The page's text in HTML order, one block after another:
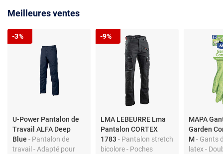
Meilleures ventes
U-Power Pantalon de
Travail ALFA Deep
Blue - Pantalon de
travail - Adapté pour
-3%
LMA LEBEURRE Lma
Pantalon CORTEX
1783- Pantalon stretch
bicolore - Poches
-9%
MAPA
Garden
M- Gants
latex -